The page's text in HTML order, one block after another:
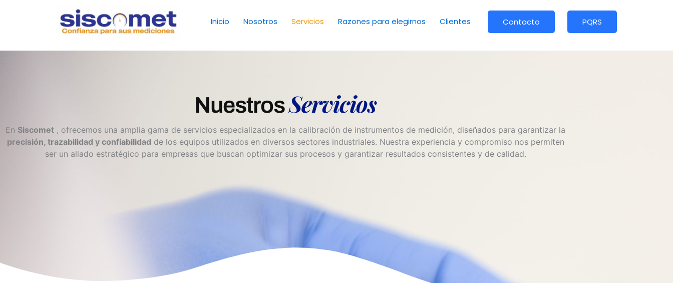
Inicio Nosotros Servicios Razones para elegirnos Clientes Contacto PQRS
NuestrosServicios
En Siscomet , ofrecemos una amplia gama de servicios especializados en la calibración de instrumentos de medición, diseñados para garantizar la
precisión, trazabilidad y confiabilidad de los equipos utilizados en diversos sectores industriales. Nuestra experiencia y compromiso nos permiten
ser un aliado estratégico para empresas que buscan optimizar sus procesos y garantizar resultados consistentes y de calidad.